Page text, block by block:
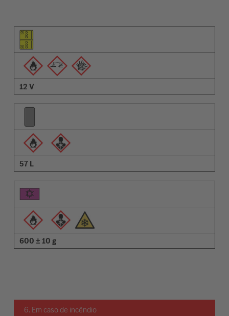
Pictograma do elemento
Pictogramas de advertências
Descrição
12 V
57 L
600 ± 10 g
6. Em caso de incêndio